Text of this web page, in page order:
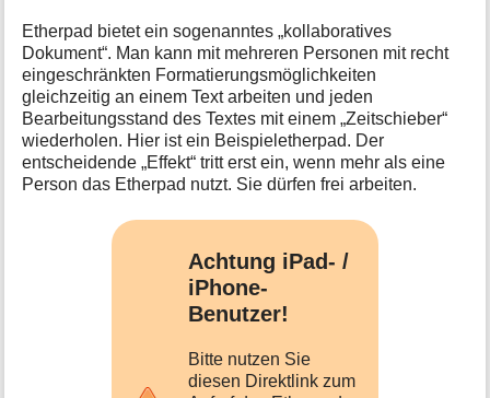
e
Etherpad bietet ein sogenanntes „kollaboratives
Dokument“. Man kann mit mehreren Personen mit recht
eingeschränkten Formatierungsmöglichkeiten
gleichzeitig an einem Text arbeiten und jeden
Bearbeitungsstand des Textes mit einem „Zeitschieber“
wiederholen. Hier ist ein Beispieletherpad. Der
entscheidende „Effekt“ tritt erst ein, wenn mehr als eine
Person das Etherpad nutzt. Sie dürfen frei arbeiten.
Achtung iPad- /
iPhone-
Benutzer!
Bitte nutzen Sie
diesen Direktlink zum